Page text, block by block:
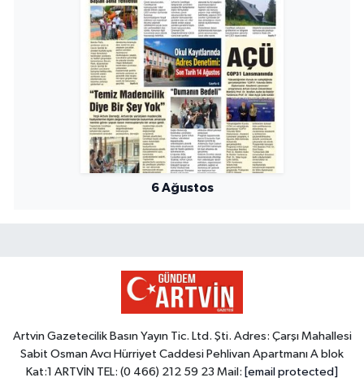
6 Ağustos
Artvin Gazetecilik Basın Yayın Tic. Ltd. Şti. Adres: Çarşı Mahallesi
Sabit Osman Avcı Hürriyet Caddesi Pehlivan Apartmanı A blok
Kat:1 ARTVİN TEL: (0 466) 212 59 23 Mail: [email protected]